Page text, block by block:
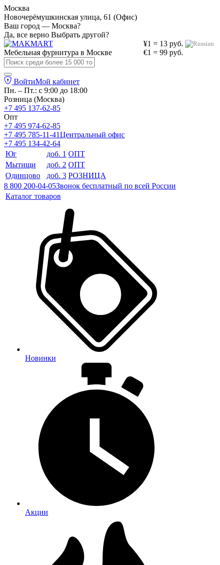
Москва
Новочерёмушкинская улица, 61 (Офис)
Ваш город — Москва?
Да, все верно Выбрать другой?
¥1 = 13 руб.
€1 = 99 руб.
Мебельная фурнитура в Москве
ВойтиМой кабинет
Пн. – Пт.: с 9:00 до 18:00
Розница (Москва)
+7 495 137-62-85
Опт
+7 495 974-62-85
+7 495 785-11-41Центральный офис
+7 495 134-42-64
Юг
доб. 1 ОПТ
Мытищи
доб. 2 ОПТ
Одинцово
доб. 3 РОЗНИЦА
8 800 200-04-05Звонок бесплатный по всей России
Каталог товаров
Новинки
Акции